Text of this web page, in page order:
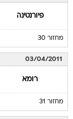
פיורנטינה
מחזור 30
03/04/2011
רומא
מחזור 31